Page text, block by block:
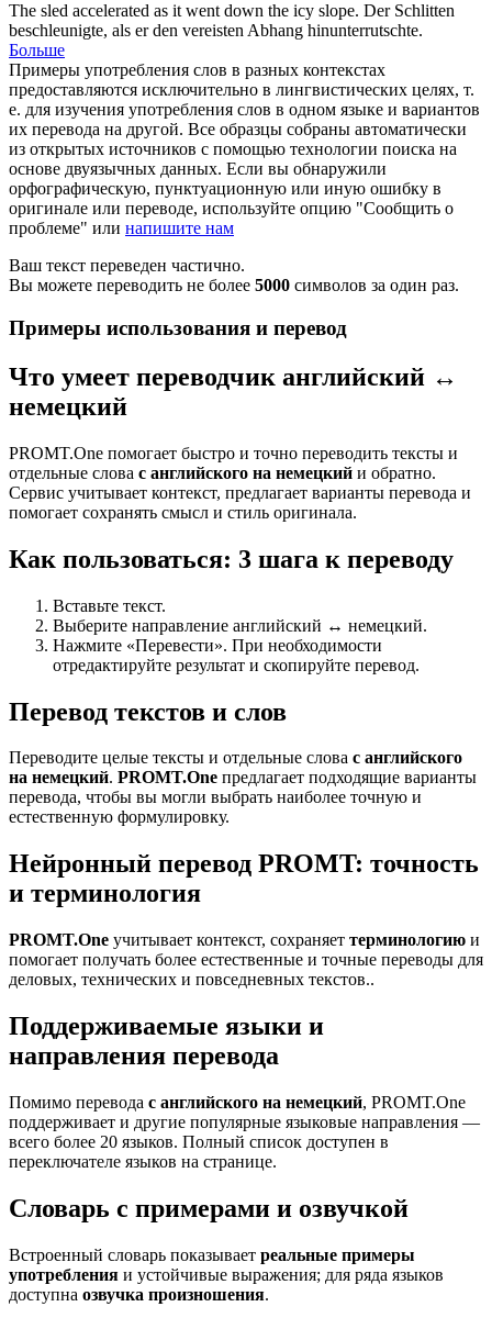
The sled accelerated as it went down the icy slope. Der Schlitten
beschleunigte, als er den vereisten Abhang hinunterrutschte.
Больше
Примеры употребления слов в разных контекстах
предоставляются исключительно в лингвистических целях, т.
е. для изучения употребления слов в одном языке и вариантов
их перевода на другой. Все образцы собраны автоматически
из открытых источников с помощью технологии поиска на
основе двуязычных данных. Если вы обнаружили
орфографическую, пунктуационную или иную ошибку в
оригинале или переводе, используйте опцию "Сообщить о
проблеме" или напишите нам
Ваш текст переведен частично.
Вы можете переводить не более 5000 символов за один раз.
Примеры использования и перевод
Что умеет переводчик английский ↔
немецкий
PROMT.One помогает быстро и точно переводить тексты и
отдельные слова с английского на немецкий и обратно.
Сервис учитывает контекст, предлагает варианты перевода и
помогает сохранять смысл и стиль оригинала.
Как пользоваться: 3 шага к переводу
Вставьте текст.
Выберите направление английский ↔ немецкий.
Нажмите «Перевести». При необходимости
отредактируйте результат и скопируйте перевод.
Перевод текстов и слов
Переводите целые тексты и отдельные слова с английского
на немецкий. PROMT.One предлагает подходящие варианты
перевода, чтобы вы могли выбрать наиболее точную и
естественную формулировку.
Нейронный перевод PROMT: точность
и терминология
PROMT.One учитывает контекст, сохраняет терминологию и
помогает получать более естественные и точные переводы для
деловых, технических и повседневных текстов..
Поддерживаемые языки и
направления перевода
Помимо перевода с английского на немецкий, PROMT.One
поддерживает и другие популярные языковые направления —
всего более 20 языков. Полный список доступен в
переключателе языков на странице.
Словарь с примерами и озвучкой
Встроенный словарь показывает реальные примеры
употребления и устойчивые выражения; для ряда языков
доступна озвучка произношения.